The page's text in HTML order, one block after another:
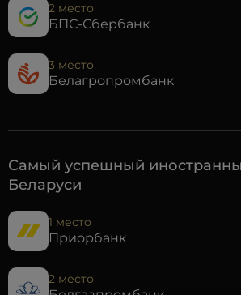
2 место
БПС-Сбербанк
3 место
Белагропромбанк
Самый успешный
Беларуси
1 место
Приорбанк
2 место